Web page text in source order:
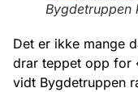
Det er ikke mange
drar teppet opp for
vidt Bygdetruppen